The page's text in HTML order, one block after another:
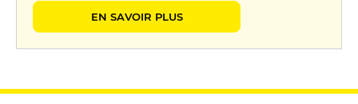
EN SAVOIR PLUS